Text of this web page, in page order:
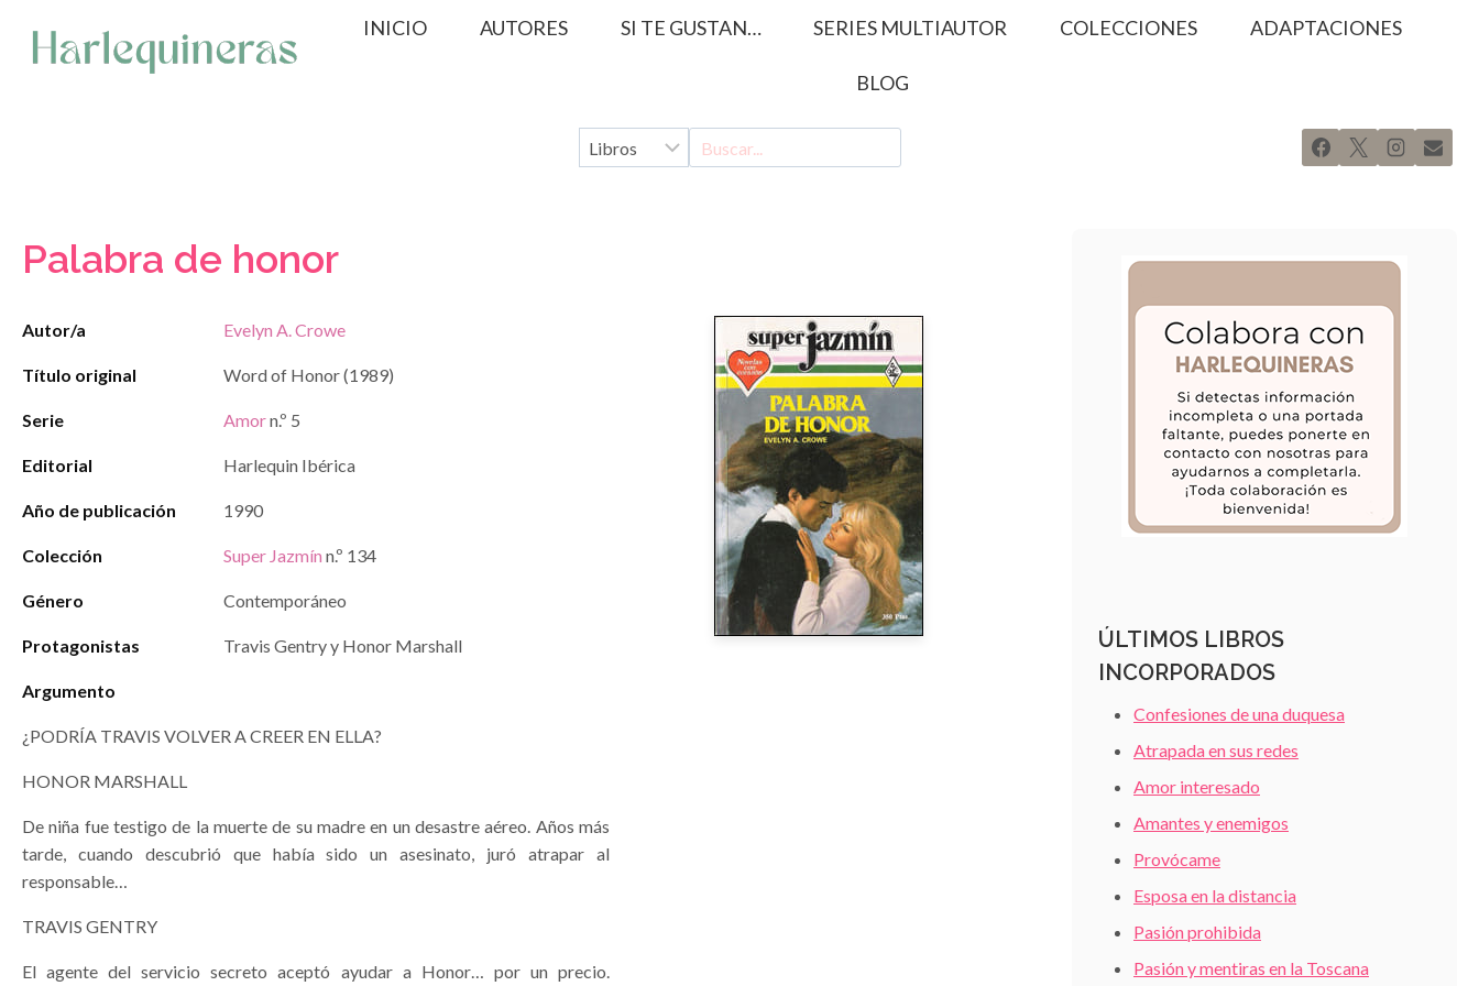
contenido
INICIO AUTORES SI TE GUSTAN… SERIES MULTIAUTOR COLECCIONES ADAPTACIONES
BLOG
Palabra de honor
Autor/a Evelyn A. Crowe
Título original Word of Honor (1989)
Serie Amorn.º 5
Editorial Harlequin Ibérica
Año de publicación 1990
Colección Super Jazmín n.º 134
Género Contemporáneo
Protagonistas Travis Gentry y Honor Marshall
Argumento
¿PODRÍA TRAVIS VOLVER A CREER EN ELLA?
HONOR MARSHALL
De niña fue testigo de la muerte de su madre en un desastre aéreo. Años más
tarde, cuando descubrió que había sido un asesinato, juró atrapar al
responsable…
TRAVIS GENTRY
El agente del servicio secreto aceptó ayudar a Honor… por un precio.
ÚLTIMOS LIBROS
INCORPORADOS
Confesiones de una duquesa
Atrapada en sus redes
Amor interesado
Amantes y enemigos
Provócame
Esposa en la distancia
Pasión prohibida
Pasión y mentiras en la Toscana